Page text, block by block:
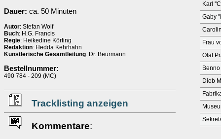
Dauer: ca. 50 Minuten
Autor: Stefan Wolf
Buch: H.G. Francis
Regie: Heikedine Körting
Redaktion: Hedda Kehrhahn
Künstlerische Gesamtleitung: Dr. Beurmann
Bestellnummer:
490 784 - 209 (MC)
Tracklisting anzeigen
Kommentare:
Karl
Gaby
Frau
Olaf
Dieb